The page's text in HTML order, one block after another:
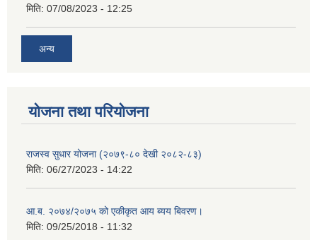
मिति: 07/08/2023 - 12:25
अन्य
योजना तथा परियोजना
राजस्व सुधार योजना (२०७९-८० देखी २०८२-८३)
मिति: 06/27/2023 - 14:22
आ.ब. २०७४/२०७५ को एकीकृत आय ब्यय बिवरण।
मिति: 09/25/2018 - 11:32